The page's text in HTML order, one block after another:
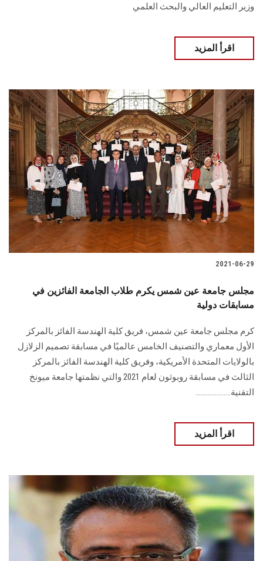
وزير التعليم العالي والبحث العلمي
اقرأ المزيد
2021-06-29
مجلس جامعة عين شمس يكرم طلاب الجامعة الفائزين في
مسابقات دولية
كرم مجلس جامعة عين شمس، فريق كلية الهندسة الفائز بالمركز
الأول معماري والتصنيف الخامس عالميًا في مسابقة تصميم الزلازل
بالولايات المتحدة الأمريكية، وفريق كلية الهندسة الفائز بالمركز
الثالث في مسابقة روبوثون لعام 2021 والتي نظمتها جامعة ميونخ
التقنية....................
اقرأ المزيد